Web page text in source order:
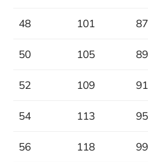
48 101 87
50 105 89
52 109 91
54 113 95
56 118 99